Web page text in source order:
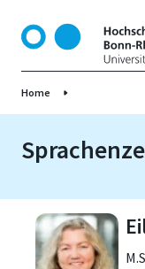
t
I
Home